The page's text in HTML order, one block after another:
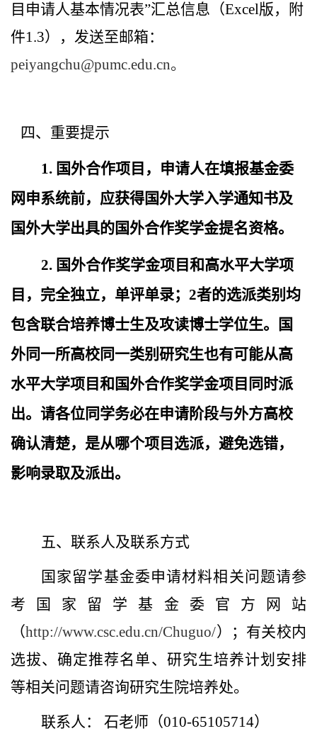
目申请人基本情况表”汇总信息（Excel版，附
件1.3），发送至邮箱：
peiyangchu@pumc.edu.cn。
四、重要提示
1. 国外合作项目，申请人在填报基金委
网申系统前，应获得国外大学入学通知书及
国外大学出具的国外合作奖学金提名资格。
2. 国外合作奖学金项目和高水平大学项
目，完全独立，单评单录； 2者的选派类别均
包含联合培养博士生及攻读博士学位生。国
外同一所高校同一类别研究生也有可能从高
水平大学项目和国外合作奖学金项目同时派
出。请各位同学务必在申请阶段与外方高校
确认清楚，是从哪个项目选派，避免选错，
影响录取及派出。
五、联系人及联系方式
国家留学基金委申请材料相关问题请参
考国家留学基金委官方网站
（http://www.csc.edu.cn/Chuguo/）；有关校内
选拔、确定推荐名单、研究生培养计划安排
等相关问题请咨询研究生院培养处。
联系人： 石老师（010-65105714）